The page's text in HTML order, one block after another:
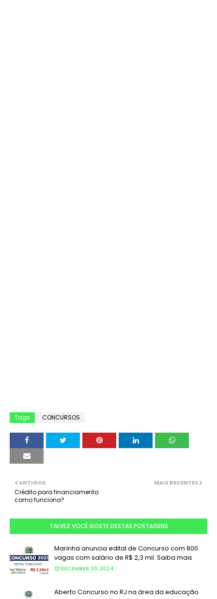
Tags CONCURSOS
MAIS RECENTES
ANTIGOS
Crédito para financiamento:
como funciona?
TALVEZ VOCÊ GOSTE DESTAS POSTAGENS
Marinha anuncia edital de Concurso com 800
vagas com salário de R$ 2,3 mil. Saiba mais
DECEMBER 30, 2024
Aberto Concurso no RJ na área da educação